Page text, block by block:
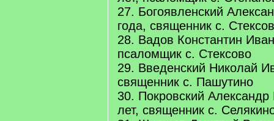
27. Богоявленский
года, священник с.
28. Вадов Константин
псаломщик с. Стексово
29. Введенский Николай
священник с. Пашутино
30. Покровский Александр
лет, священник с.